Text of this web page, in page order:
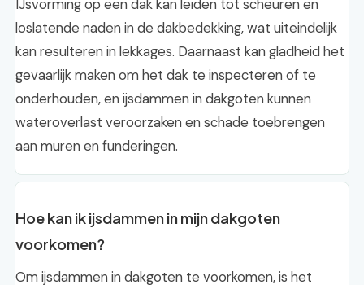
IJsvorming op een dak kan leiden tot scheuren en
loslatende naden in de dakbedekking, wat uiteindelijk
kan resulteren in lekkages. Daarnaast kan gladheid het
gevaarlijk maken om het dak te inspecteren of te
onderhouden, en ijsdammen in dakgoten kunnen
wateroverlast veroorzaken en schade toebrengen
aan muren en funderingen.
Hoe kan ik ijsdammen in mijn dakgoten
voorkomen?
Om ijsdammen in dakgoten te voorkomen, is het